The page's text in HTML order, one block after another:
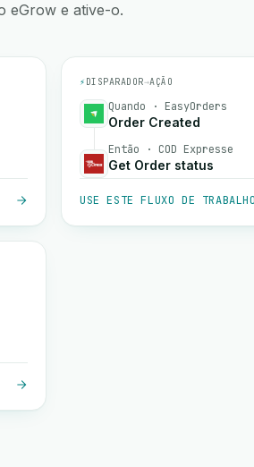
eGrow e ative-o.
⚡ DISPARADOR→AÇÃO
Quando · EasyOrders
Order Created
Então · COD Expresse
Get Order status
USE ESTE FLUXO DE